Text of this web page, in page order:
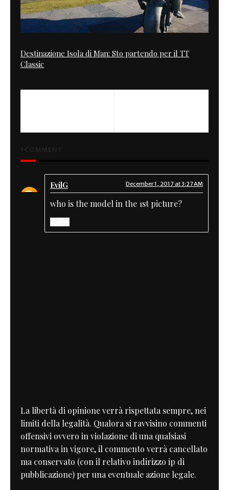
Destinazione Isola di Man: Sto partendo per il TT
Classic
EvilG December 1, 2017 at 3:27 AM
who is the model in the 1st picture?
La libertà di opinione verrà rispettata sempre, nei
limiti della legalità. Qualora si ravvisino commenti
offensivi ovvero in violazione di una qualsiasi
normativa in vigore, il commento verrà cancellato
ma conservato (con il relativo indirizzo ip di
pubblicazione) per una eventuale azione legale.